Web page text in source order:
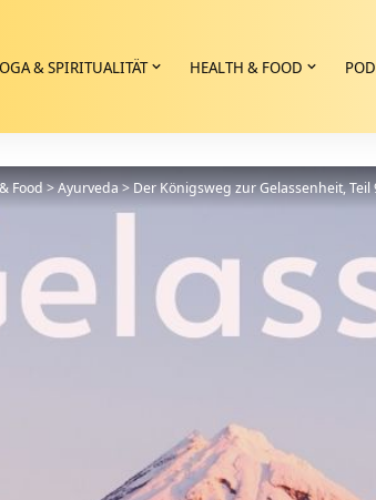
& SPIRITUALITÄT HEALTH & FOOD
Food>Ayurveda>Der Königsweg zur Gelassenheit,